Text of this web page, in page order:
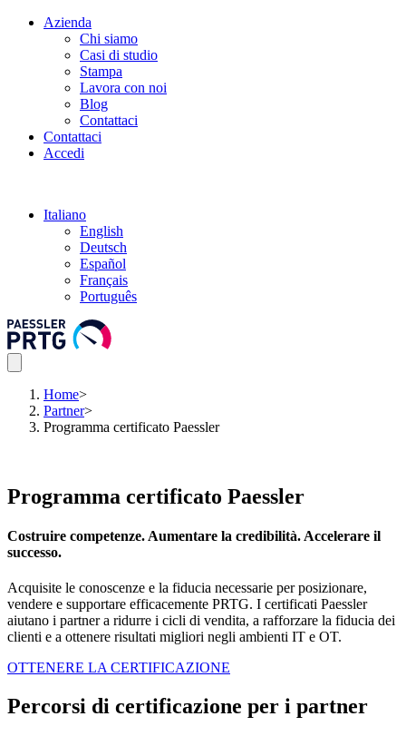
Azienda
Chi siamo
Casi di studio
Stampa
Lavora con noi
Blog
Contattaci
Contattaci
Accedi
Italiano
English
Deutsch
Español
Français
Português
Home>
Partner>
Programma certificato Paessler
Programma certificato Paessler
Costruire competenze. Aumentare la credibilità. Accelerare il
successo.
Acquisite le conoscenze e la fiducia necessarie per posizionare,
vendere e supportare efficacemente PRTG. I certificati Paessler
aiutano i partner a ridurre i cicli di vendita, a rafforzare la fiducia dei
clienti e a ottenere risultati migliori negli ambienti IT e OT.
OTTENERE LA CERTIFICAZIONE
Percorsi di certificazione per i partner